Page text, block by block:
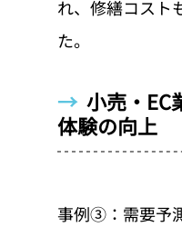
れ、修繕コスト
た。
→ 小売・EC
体験の向上
事例③：需要予